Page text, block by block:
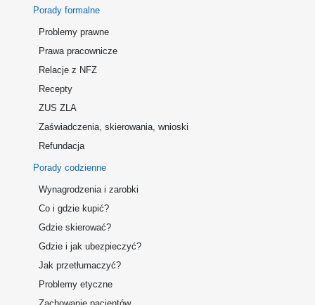
Porady formalne
Problemy prawne
Prawa pracownicze
Relacje z NFZ
Recepty
ZUS ZLA
Zaświadczenia, skierowania, wnioski
Refundacja
Porady codzienne
Wynagrodzenia i zarobki
Co i gdzie kupić?
Gdzie skierować?
Gdzie i jak ubezpieczyć?
Jak przetłumaczyć?
Problemy etyczne